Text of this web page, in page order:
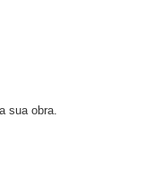
sua obra.